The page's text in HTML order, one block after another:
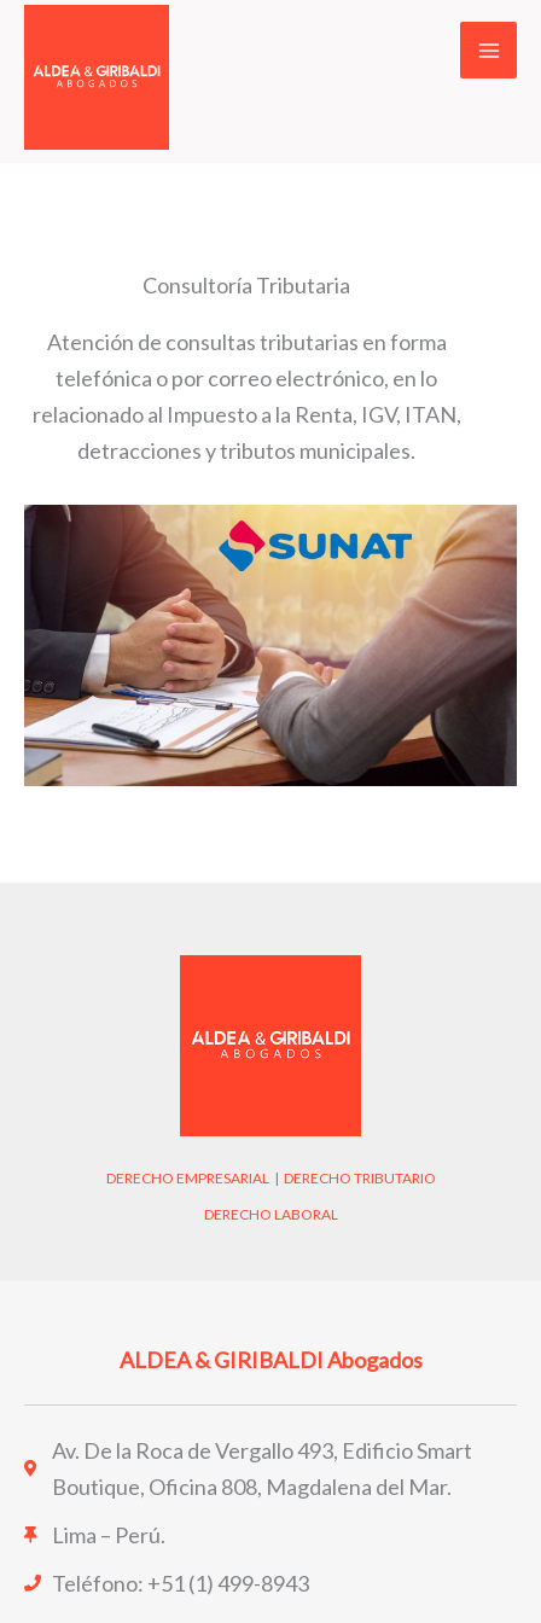
contenido
Consultoría Tributaria
Atención de consultas tributarias en forma
telefónica o por correo electrónico, en lo
relacionado al Impuesto a la Renta, IGV, ITAN,
detracciones y tributos municipales.
DERECHO EMPRESARIAL | DERECHO TRIBUTARIO
DERECHO LABORAL
ALDEA & GIRIBALDI Abogados
Av. De la Roca de Vergallo 493, Edificio Smart
Boutique, Oficina 808, Magdalena del Mar.
Lima – Perú.
Teléfono: +51 (1) 499-8943